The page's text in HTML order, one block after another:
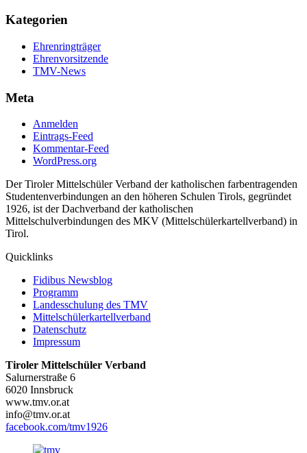
Kategorien
Ehrenringträger
Ehrenvorsitzende
TMV-News
Meta
Anmelden
Eintrags-Feed
Kommentar-Feed
WordPress.org
Der Tiroler Mittelschüler Verband der katholischen farbentragenden
Studentenverbindungen an den höheren Schulen Tirols, gegründet
1926, ist der Dachverband der katholischen
Mittelschulverbindungen des MKV (Mittelschülerkartellverband) in
Tirol.
Quicklinks
Fidibus Newsblog
Programm
Landesschulung des TMV
Mittelschülerkartellverband
Datenschutz
Impressum
Tiroler Mittelschüler Verband
Salurnerstraße 6
6020 Innsbruck
www.tmv.or.at
info@tmv.or.at
facebook.com/tmv1926